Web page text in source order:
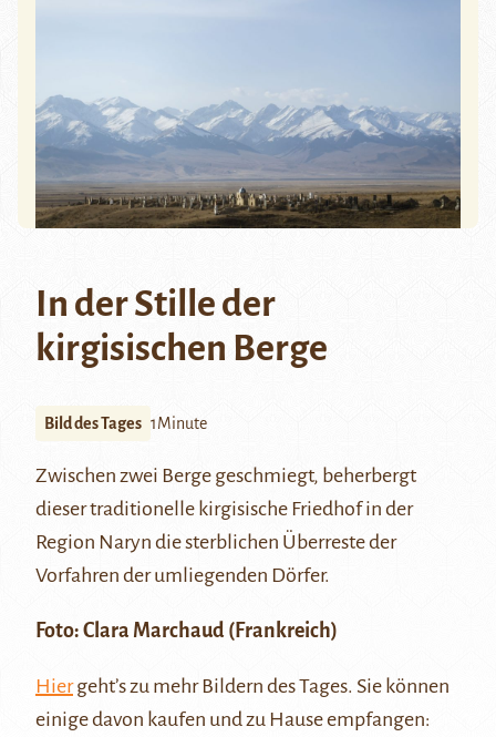
In der Stille der
kirgisischen Berge
Bild des Tages 1Minute
Zwischen zwei Berge geschmiegt, beherbergt
dieser traditionelle kirgisische Friedhofin der
Region Naryn die sterblichen Überreste der
Vorfahren der umliegenden Dörfer.
Foto: Clara Marchaud (Frankreich)
Hiergeht’s zu mehr Bildern des Tages. Sie können
einige davon kaufen und zu Hause empfangen: